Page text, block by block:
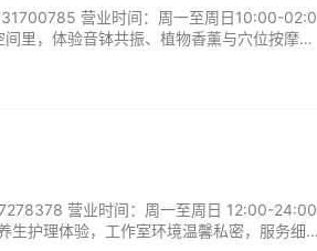
营业时间：周一至周日10:00-02:0
里，体验音钵共振、植物香薰与穴位按摩的
营业时间：周一至周日 12:00-24:00
生护理体验，工作室环境温馨私密，服务细